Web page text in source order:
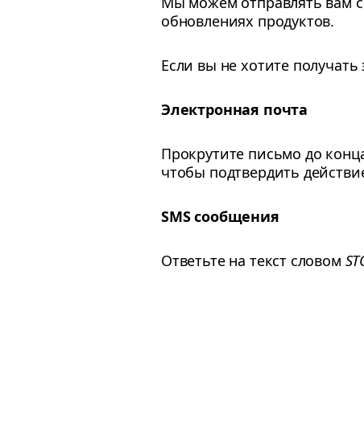
обновлениях продуктов.
Если вы не хотите
Электронная почта
Прокрутите письмо до
чтобы подтвердить
SMS сообщения
Ответьте на текст словом